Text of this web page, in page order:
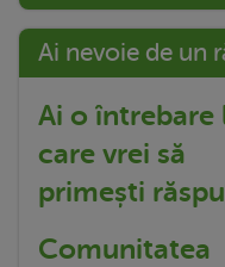
Ai nevoie de un
Ai o întrebare
care vrei să
primești
Comunitatea